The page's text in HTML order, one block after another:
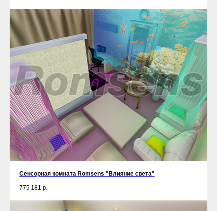
Сенсорная комната Romsens "Влияние света"
775 181 р.